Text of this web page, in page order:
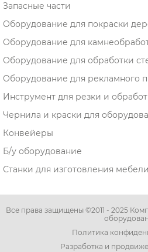
Запасные части
Оборудование для покраски
Оборудование для
Оборудование для обработки
Оборудование для рекламного
Инструмент для резки и
Чернила и краски для
Конвейеры
Б/у оборудование
Станки для изготовления
Все права защищены ©2011 - 2025
Политика
Разработка и